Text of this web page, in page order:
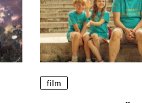
film